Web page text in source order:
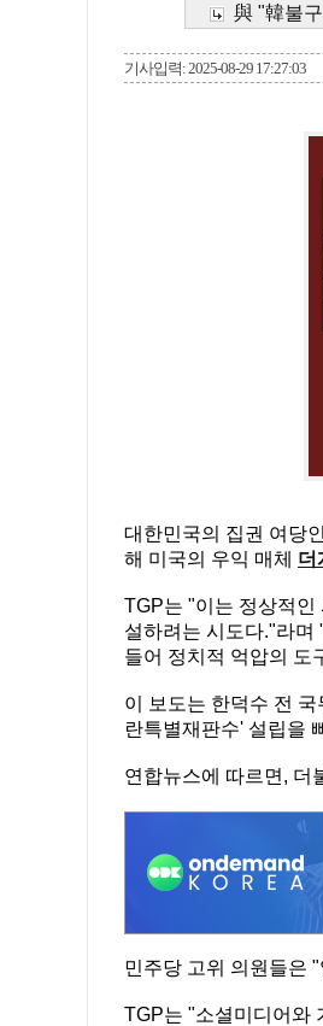
與 "韓불
기사입력: 2025-08-29 17:27:03
대한민국의 집권 여당
해 미국의 우익 매체 더
TGP는 "이는 정상적인
설하려는 시도다."라며
들어 정치적 억압의 도
이 보도는 한덕수 전
란특별재판수' 설립을
연합뉴스에 따르면, 더
민주당 고위 의원들은
TGP는 "소셜미디어와